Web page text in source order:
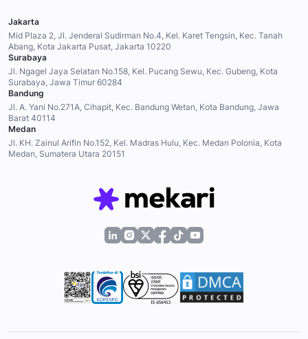
Jakarta
Mid Plaza 2, Jl. Jenderal Sudirman No.4, Kel. Karet Tengsin, Kec. Tanah
Abang, Kota Jakarta Pusat, Jakarta 10220
Surabaya
Jl. Ngagel Jaya Selatan No.158, Kel. Pucang Sewu, Kec. Gubeng, Kota
Surabaya, Jawa Timur 60284
Bandung
Jl. A. Yani No.271A, Cihapit, Kec. Bandung Wetan, Kota Bandung, Jawa
Barat 40114
Medan
Jl. KH. Zainul Arifin No.152, Kel. Madras Hulu, Kec. Medan Polonia, Kota
Medan, Sumatera Utara 20151